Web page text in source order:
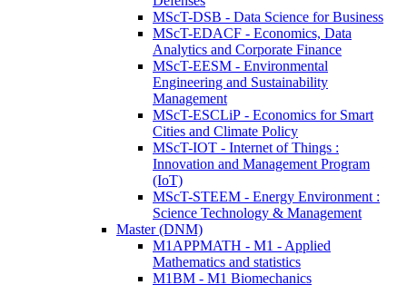
MScT-DSB - Data Science for Business
MScT-EDACF - Economics, Data
Analytics and Corporate Finance
MScT-EESM - Environmental
Engineering and Sustainability
Management
MScT-ESCLiP - Economics for Smart
Cities and Climate Policy
MScT-IOT - Internet of Things :
Innovation and Management Program
(IoT)
MScT-STEEM - Energy Environment :
Science Technology & Management
Master (DNM)
M1APPMATH - M1 - Applied
Mathematics and statistics
M1BM - M1 Biomechanics